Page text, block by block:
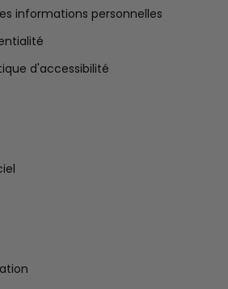
informations personnelles
d'accessibilité